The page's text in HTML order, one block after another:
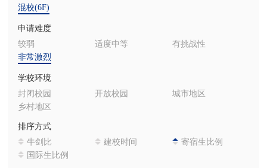
混校(6F)
申请难度
较弱
适度中等
有挑战性
非常激烈
学校环境
封闭校园
开放校园
城市地区
乡村地区
排序方式
牛剑比
建校时间
寄宿生比例
国际生比例